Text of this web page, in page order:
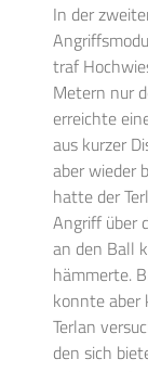
In der
traf
Metern nur
erreichte
aus kurzer
aber wieder
hatte der
Angriff über
an den Ball
hämmerte.
konnte aber
Terlan
den sich